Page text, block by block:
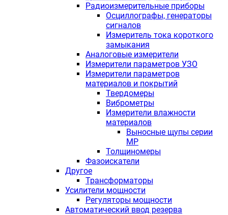
Радиоизмерительные приборы
Осциллографы, генераторы
сигналов
Измеритель тока короткого
замыкания
Аналоговые измерители
Измерители параметров УЗО
Измерители параметров
материалов и покрытий
Твердомеры
Виброметры
Измерители влажности
материалов
Выносные щупы серии
МР
Толщиномеры
Фазоискатели
Другое
Трансформаторы
Усилители мощности
Регуляторы мощности
Автоматический ввод резерва